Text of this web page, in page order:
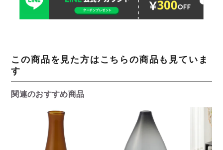
この商品を見た方はこちらの商品も見ていま
す
関連のおすすめ商品